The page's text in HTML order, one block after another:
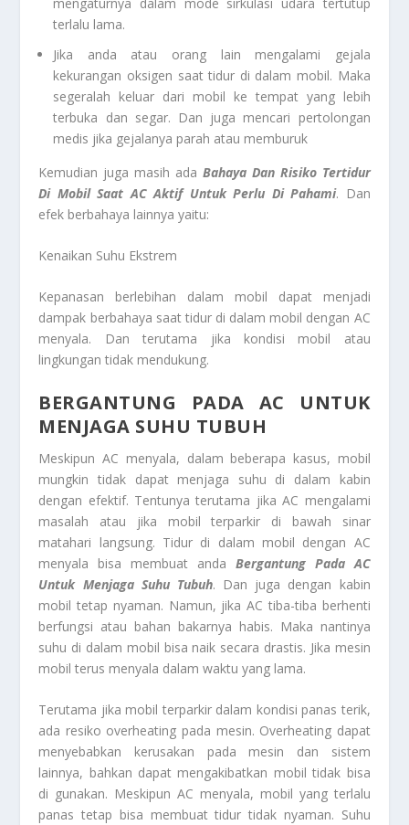
terlalu lama.
Jika anda atau orang lain mengalami gejala
kekurangan oksigen saat tidur di dalam mobil. Maka
segeralah keluar dari mobil ke tempat yang lebih
terbuka dan segar. Dan juga mencari pertolongan
medis jika gejalanya parah atau memburuk
Kemudian juga masih ada Bahaya Dan Risiko Tertidur
Di Mobil Saat AC Aktif Untuk Perlu Di Pahami. Dan
efek berbahaya lainnya yaitu:
Kenaikan Suhu Ekstrem
Kepanasan berlebihan dalam mobil dapat menjadi
dampak berbahaya saat tidur di dalam mobil dengan AC
menyala. Dan terutama jika kondisi mobil atau
lingkungan tidak mendukung.
BERGANTUNG PADA AC UNTUK
MENJAGA SUHU TUBUH
Meskipun AC menyala, dalam beberapa kasus, mobil
mungkin tidak dapat menjaga suhu di dalam kabin
dengan efektif. Tentunya terutama jika AC mengalami
masalah atau jika mobil terparkir di bawah sinar
matahari langsung. Tidur di dalam mobil dengan AC
menyala bisa membuat anda Bergantung Pada AC
Untuk Menjaga Suhu Tubuh. Dan juga dengan kabin
mobil tetap nyaman. Namun, jika AC tiba-tiba berhenti
berfungsi atau bahan bakarnya habis. Maka nantinya
suhu di dalam mobil bisa naik secara drastis. Jika mesin
mobil terus menyala dalam waktu yang lama.
Terutama jika mobil terparkir dalam kondisi panas terik,
ada resiko overheating pada mesin. Overheating dapat
menyebabkan kerusakan pada mesin dan sistem
lainnya, bahkan dapat mengakibatkan mobil tidak bisa
di gunakan. Meskipun AC menyala, mobil yang terlalu
panas tetap bisa membuat tidur tidak nyaman. Suhu